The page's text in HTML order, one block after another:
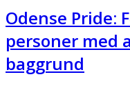
Odense Pride:
personer med
baggrund